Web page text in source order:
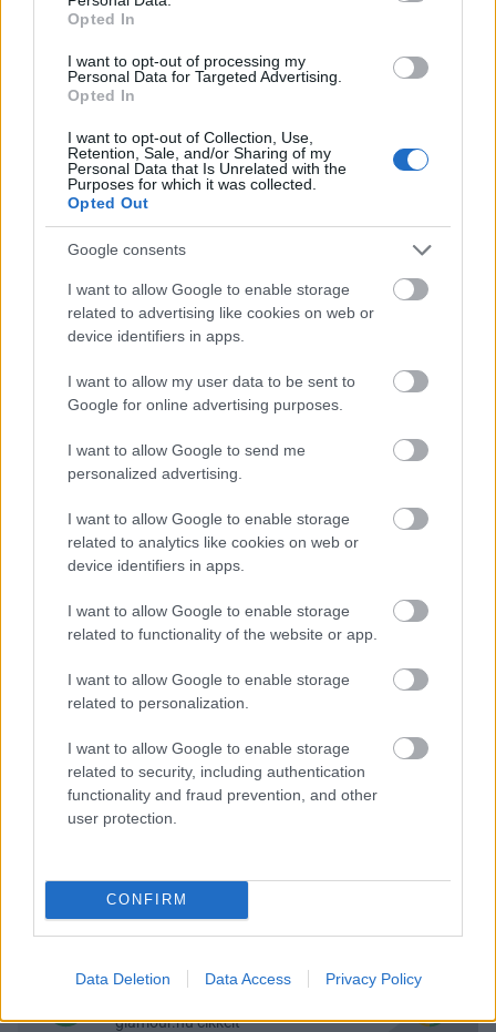
Opted In
I want to opt-out of processing my
Personal Data for Targeted Advertising.
Opted In
I want to opt-out of Collection, Use,
Retention, Sale, and/or Sharing of my
Personal Data that Is Unrelated with the
Purposes for which it was collected.
Opted Out
Google consents
I want to allow Google to enable storage
related to advertising like cookies on web or
device identifiers in apps.
I want to allow my user data to be sent to
Google for online advertising purposes.
I want to allow Google to send me
personalized advertising.
I want to allow Google to enable storage
related to analytics like cookies on web or
device identifiers in apps.
I want to allow Google to enable storage
related to functionality of the website or app.
I want to allow Google to enable storage
related to personalization.
I want to allow Google to enable storage
related to security, including authentication
functionality and fraud prevention, and other
user protection.
CONFIRM
Data Deletion Data Access Privacy Policy
megtartását is. Ezt a közös munkát a jövőben is
folytatni szeretnénk a Segélyszervezettel, annak
érdekében, hogy minél több bántalmazott nő
juthasson segítséghez. Bízunk abban, hogy a
„Time’s Up” és a hozzá hasonló kezdeményezések
hozzájárulnak ahhoz, hogy minél többen
felfigyeljenek erre a súlyos problémára és ezzel
csökkenthető lesz a bántalmazott nők száma” -
nyilatkozta Végh-Kósa Anita, az AVON
Magyarország PR és Digitális vezetője.
#timesup
Megosztás
Itt állíthatod be
, hogy a Google
glamour.hu cikkeit